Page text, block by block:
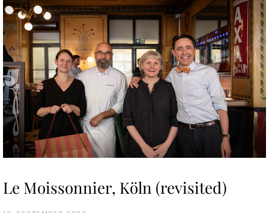
Le Moissonnier, Köln (revisited)